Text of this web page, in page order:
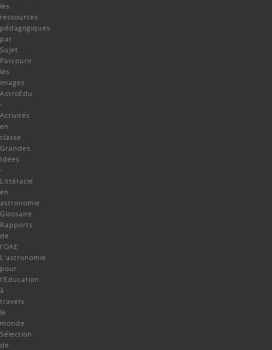
les
ressources
pédagogiques
par
Sujet
Parcourir
les
images
AstroEdu
-
Activités
en
classe
Grandes
Idées
-
Littéracie
en
astronomie
Glossaire
Rapports
de
l'OAE
L'astronomie
pour
l'Education
à
travers
le
monde
Sélection
de